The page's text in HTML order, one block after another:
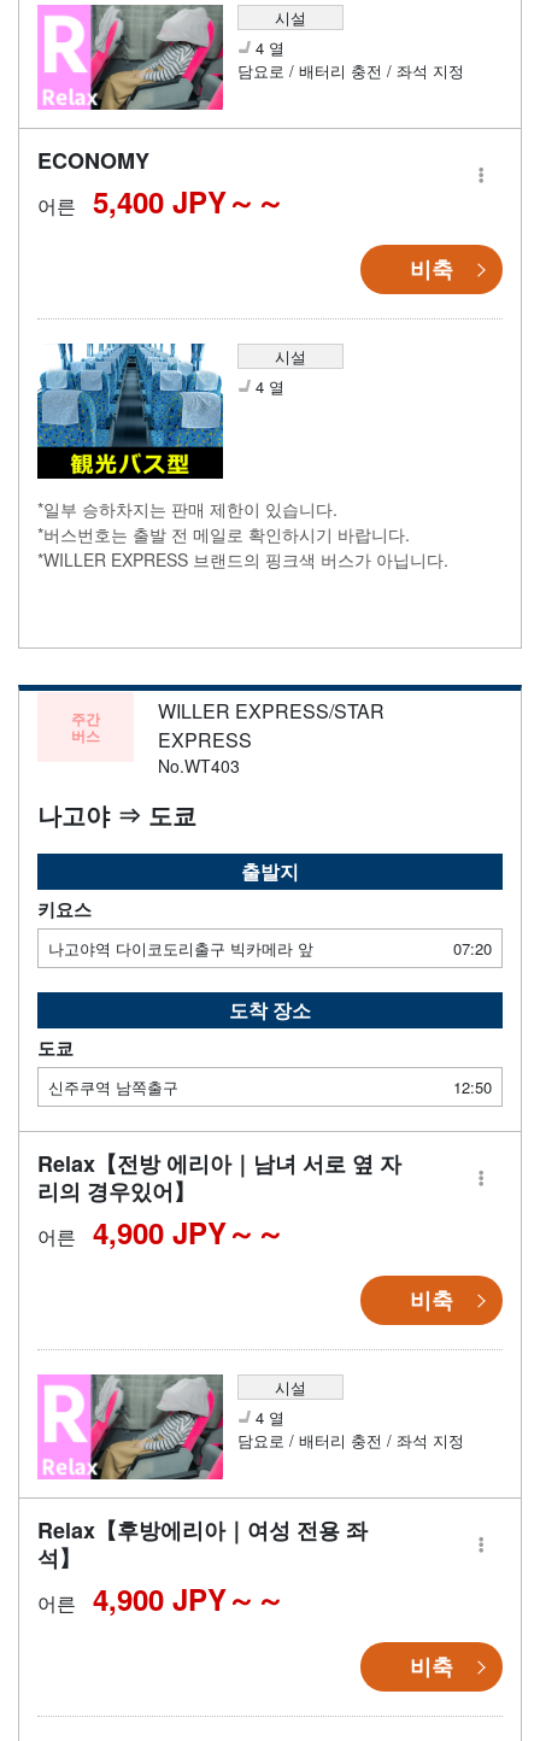
시설
4 열
담요로 / 배터리 충전 / 좌석 지정
ECONOMY
어른 5,400 JPY～
비축
시설
4 열
*일부 승하차지는 판매 제한이 있습니다.
*버스번호는 출발 전 메일로 확인하시기 바랍니다.
*WILLER EXPRESS 브랜드의 핑크색 버스가 아닙니다.
주간
버스
WILLER EXPRESS/STAR
EXPRESS
No.WT403
나고야 ⇒ 도쿄
출발지
키요스
나고야역 다이코도리출구 빅카메라 앞 07:20
도착 장소
도쿄
신주쿠역 남쪽출구 12:50
Relax【전방 에리아｜남녀 서로 옆 자
리의 경우있어】
어른 4,900 JPY～
비축
시설
4 열
담요로 / 배터리 충전 / 좌석 지정
Relax【후방에리아｜여성 전용 좌
석】
어른 4,900 JPY～
비축